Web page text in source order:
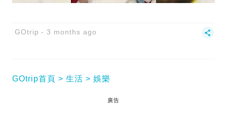
GOtrip 3 months ago
GOtrip首頁 生活 娛樂
廣告